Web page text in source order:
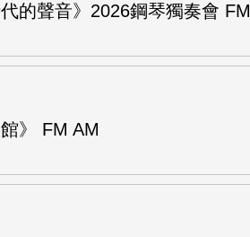
的聲音》2026鋼琴獨奏會 FM
》 FM AM